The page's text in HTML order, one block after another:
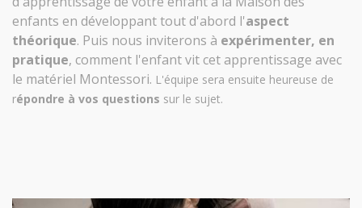
enfants en développant tout d'abord l'aspect
théorique. Puis nous inviterons à expérimenter, en
pratique, comment l'enfant vit cet apprentissage avec
le matériel Montessori. L'équipe sera ensuite heureuse de
répondre à vos questions sur le sujet.